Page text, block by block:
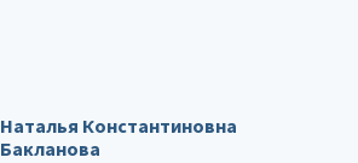
Наталья Константиновна
Бакланова